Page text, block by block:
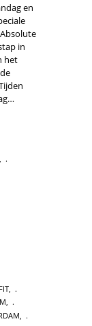
en
in
het
FIT,
,